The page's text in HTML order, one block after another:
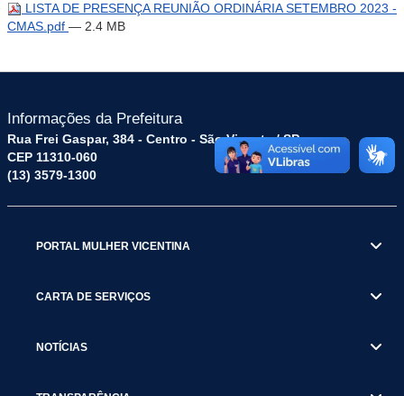
LISTA DE PRESENÇA REUNIÃO ORDINÁRIA SETEMBRO 2023 -
CMAS.pdf — 2.4 MB
Informações da Prefeitura
Rua Frei Gaspar, 384 - Centro - São Vicente / SP
CEP 11310-060
(13) 3579-1300
PORTAL MULHER VICENTINA
CARTA DE SERVIÇOS
NOTÍCIAS